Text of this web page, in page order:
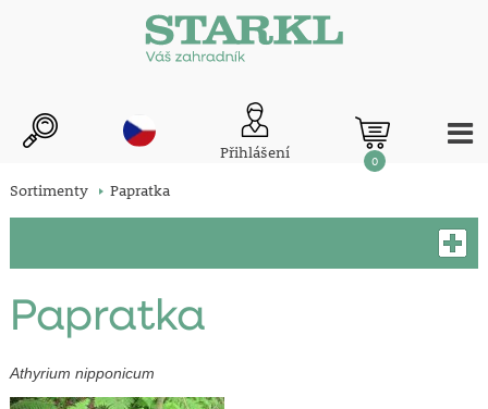
Přihlášení 0
Sortimenty Papratka
Papratka
Athyrium nipponicum